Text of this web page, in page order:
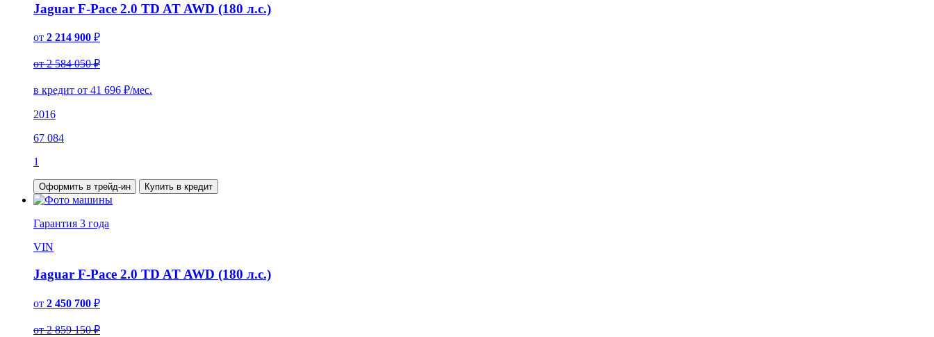
Jaguar F-Pace 2.0 TD AT AWD (180 л.с.)
от 2 214 900 ₽
от 2 584 050 ₽
в кредит от 41 696 ₽/мес.
2016
67 084
1
Оформить в трейд-ин Купить в кредит
Гарантия 3 года
VIN
Jaguar F-Pace 2.0 TD AT AWD (180 л.с.)
от 2 450 700 ₽
от 2 859 150 ₽